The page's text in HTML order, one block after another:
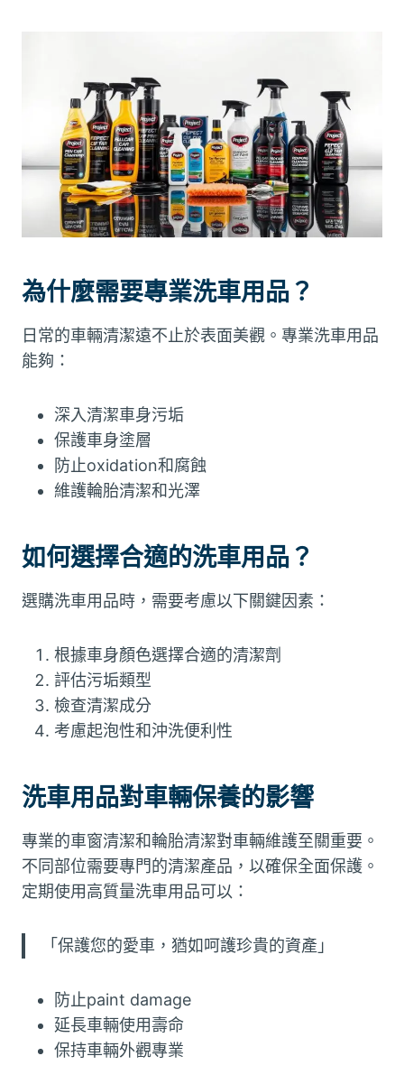
為什麼需要專業洗車用品？
日常的車輛清潔遠不止於表面美觀。專業洗車用品
能夠：
深入清潔車身污垢
保護車身塗層
防止oxidation和腐蝕
維護輪胎清潔和光澤
如何選擇合適的洗車用品？
選購洗車用品時，需要考慮以下關鍵因素：
根據車身顏色選擇合適的清潔劑
評估污垢類型
檢查清潔成分
考慮起泡性和沖洗便利性
洗車用品對車輛保養的影響
專業的車窗清潔和輪胎清潔對車輛維護至關重要。
不同部位需要專門的清潔產品，以確保全面保護。
定期使用高質量洗車用品可以：
「保護您的愛車，猶如呵護珍貴的資產」
防止paint damage
延長車輛使用壽命
保持車輛外觀專業